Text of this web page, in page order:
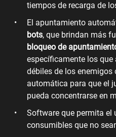
tiempos de recarga de
El apuntamiento
bots, que brindan más
bloqueo de
específicamente los
débiles de los enemigos
automática para que el
pueda concentrarse en
Software que permita el
consumibles que no